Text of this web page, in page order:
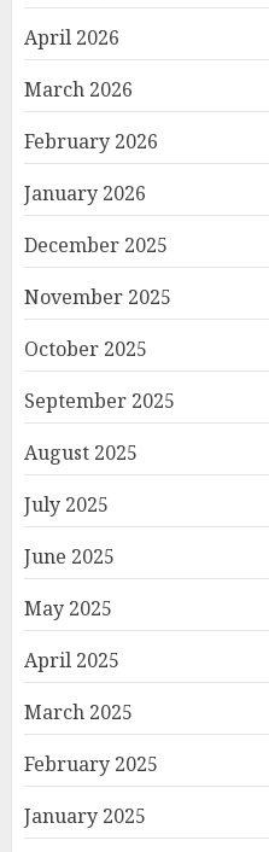
April 2026
March 2026
February 2026
January 2026
December 2025
November 2025
October 2025
September 2025
August 2025
July 2025
June 2025
May 2025
April 2025
March 2025
February 2025
January 2025